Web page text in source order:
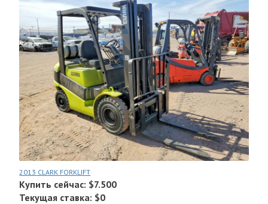
2013 CLARK FORKLIFT
Купить сейчас: $7.500
Текущая ставка: $0